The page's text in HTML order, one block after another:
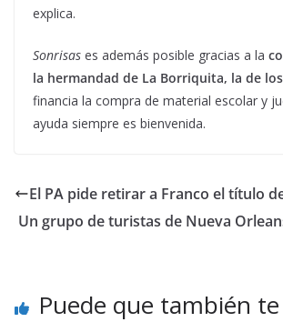
explica.
Sonrisas es además posible gracias a la
la hermandad de La Borriquita, la de
financia la compra de material escolar y
ayuda siempre es bienvenida.
El PA pide retirar a Franco el título
Un grupo de turistas de Nueva
Puede que también